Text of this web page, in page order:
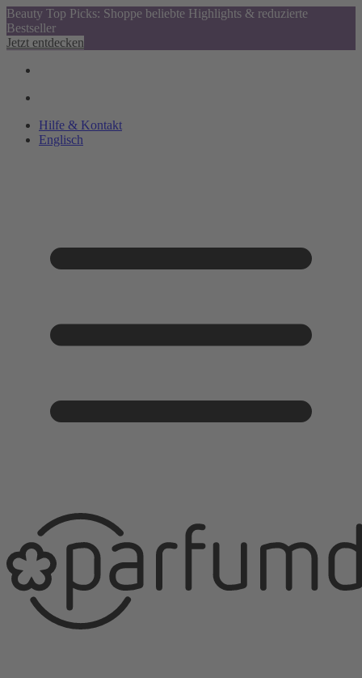
Beauty Top Picks: Shoppe beliebte Highlights & reduzierte
Bestseller
Jetzt entdecken
Hilfe & Kontakt
Englisch